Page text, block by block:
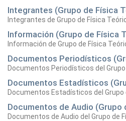
Integrantes (Grupo de Física
Integrantes de Grupo de Física
Información (Grupo de Física
Información de Grupo de Física
Documentos Periodísticos
Documentos Periodísticos del
Documentos Estadísticos
Documentos Estadísticos del Grupo
Documentos de Audio (Grupo
Documentos de Audio del Grupo de